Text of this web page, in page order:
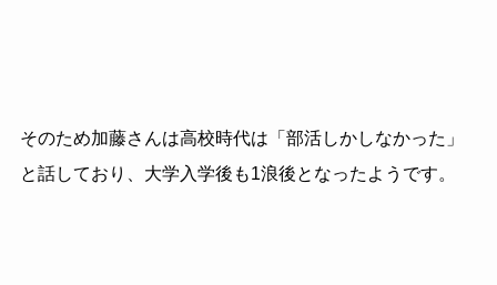
そのため加藤さんは高校時代は「部活しかしなかった」
と話しており、大学入学後も1浪後となったようです。